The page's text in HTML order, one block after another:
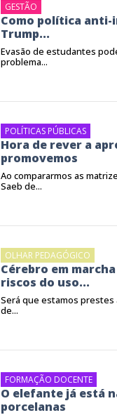
GESTÃO
Como política anti-
Trump...
Evasão de estudantes
problema...
POLÍTICAS PÚBLICAS
Hora de rever a
promovemos
Ao compararmos as
Saeb de...
OLHAR PEDAGÓGICO
Cérebro em
riscos do uso...
Será que estamos prestes
de...
FORMAÇÃO DOCENTE
O elefante já está
porcelanas